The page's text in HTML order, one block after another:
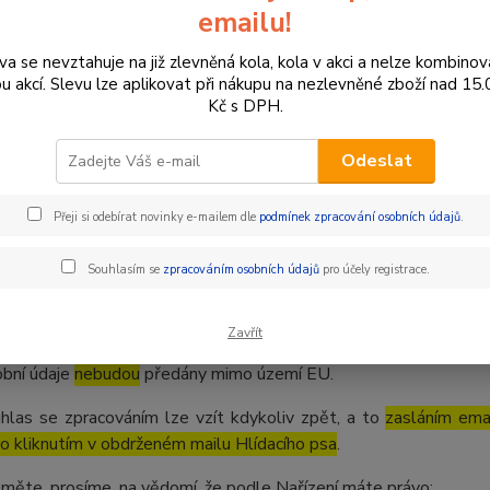
adresa bude zpracována za účelem:
využití funkce Hlídací pes – zaslání e-mailové notifikace,
požadovaných preferencí uživatele
zaslání e-mailové notifikace, jakmile se změní skladovost /
osobních údajů je prováděno Správcem osobních
Poskytovatelem služby Eshop-rychle, provozované
Případně další poskytovatelé zpracovatelských softwarů,
údaje nebudou předány mimo území EU.
se zpracováním lze vzít kdykoliv zpět, a to zasláním
kliknutím v obdrženém mailu Hlídacího psa.
emailu!
se nevztahuje na již zlevněná kola, kola v akci a nelze
akcí. Slevu lze aplikovat při nákupu na nezlevněné zboží nad
Kč s DPH.
Odeslat
Přeji si odebírat novinky e-mailem dle podmínek zpracování osobních údajů.
Souhlasím se zpracováním osobních údajůpro účely registrace.
Zavřít